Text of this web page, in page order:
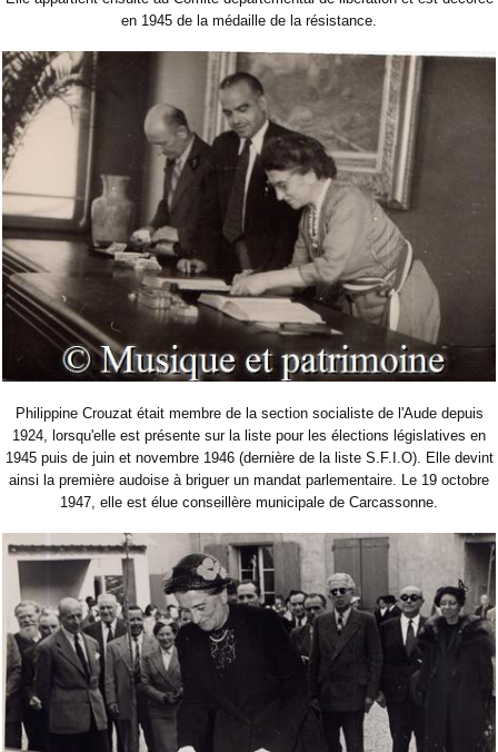
en 1945 de la médaille de la résistance.
Philippine Crouzat était membre de la section socialiste de l'Aude depuis
1924, lorsqu'elle est présente sur la liste pour les élections législatives en
1945 puis de juin et novembre 1946 (dernière de la liste S.F.I.O). Elle devint
ainsi la première audoise à briguer un mandat parlementaire. Le 19 octobre
1947, elle est élue conseillère municipale de Carcassonne.